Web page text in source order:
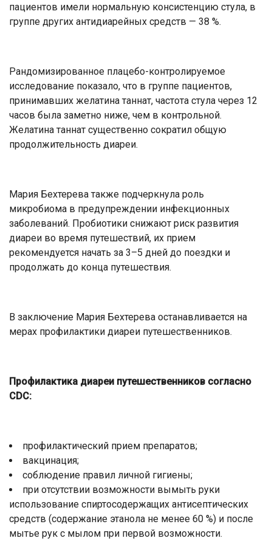
пациентов имели нормальную консистенцию стула, в
группе других антидиарейных средств — 38 %.
Рандомизированное плацебо-контролируемое
исследование показало, что в группе пациентов,
принимавших желатина таннат, частота стула через 12
часов была заметно ниже, чем в контрольной.
Желатина таннат существенно сократил общую
продолжительность диареи.
Мария Бехтерева также подчеркнула роль
микробиома в предупреждении инфекционных
заболеваний. Пробиотики снижают риск развития
диареи во время путешествий, их прием
рекомендуется начать за 3–5 дней до поездки и
продолжать до конца путешествия.
В заключение Мария Бехтерева останавливается на
мерах профилактики диареи путешественников.
Профилактика диареи путешественников согласно
CDC:
профилактический прием препаратов;
вакцинация;
соблюдение правил личной гигиены;
при отсутствии возможности вымыть руки
использование спиртосодержащих антисептических
средств (содержание этанола не менее 60 %) и после
мытье рук с мылом при первой возможности.